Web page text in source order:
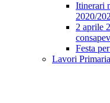
Itinerari
2020/
2 aprile
Festa
Lavori Primaria